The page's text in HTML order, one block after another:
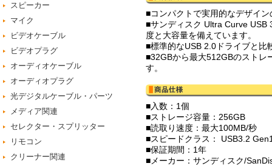
スピーカー
マイク
ビデオケーブル
ビデオプラグ
オーディオケーブル
オーディオプラグ
光デジタルケーブル・パーツ
メディア関連
セレクター・スプリッター
リモコン
クリーナー関連
■コンパクトで実用的なデザイ
■サンディスク Ultra Curve USB
度と大容量を備えています。
■標準的なUSB 2.0ドライブと比
■32GBから最大512GBのストレ
す。
■入数：1個
■ストレージ容量：256GB
■読取り速度：最大100MB/秒
■スピードクラス： USB3.2
■保証期間：1年
■メーカー：サンディスク/